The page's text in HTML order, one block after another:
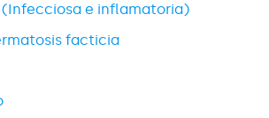
e inflamatoria)
facticia